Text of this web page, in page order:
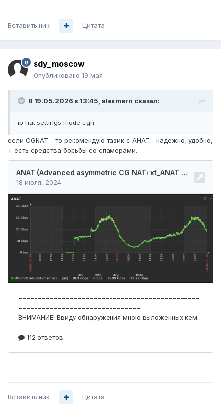
Вставить ник Цитата
sdy_moscow
Опубликовано 19 мая
В 19.05.2026 в 13:45, alexmern сказал:
ip nat settings mode cgn
если CGNAT - то рекомендую тазик с АНАТ - надежно, удобно,
+ есть средства борьбы со спамерами.
Вставить ник Цитата